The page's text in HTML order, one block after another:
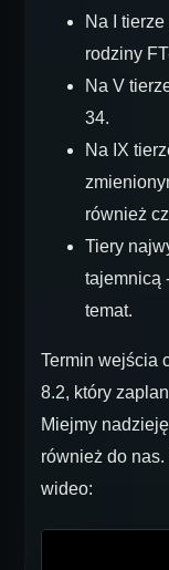
Na I
rodziny
Na V
34.
Na IX
również
Tiery
tajemnicą
temat.
Termin wejścia
8.2, który
Miejmy
również do
wideo: